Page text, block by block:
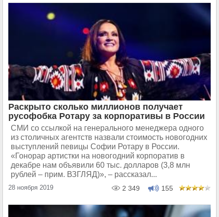
Раскрыто сколько миллионов получает
русофобка Ротару за корпоративы в России
СМИ со ссылкой на генерального менеджера одного
из столичных агентств назвали стоимость новогодних
выступлений певицы Софии Ротару в России.
«Гонорар артистки на новогодний корпоратив в
декабре нам объявили 60 тыс. долларов (3,8 млн
рублей – прим. ВЗГЛЯД)», – рассказал...
28 ноября 2019 2 349 155